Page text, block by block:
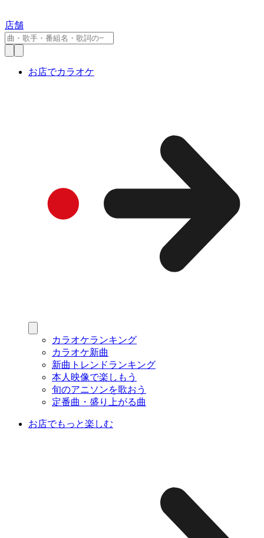
店舗
お店でカラオケ
カラオケランキング
カラオケ新曲
新曲トレンドランキング
本人映像で楽しもう
旬のアニソンを歌おう
定番曲・盛り上がる曲
お店でもっと楽しむ